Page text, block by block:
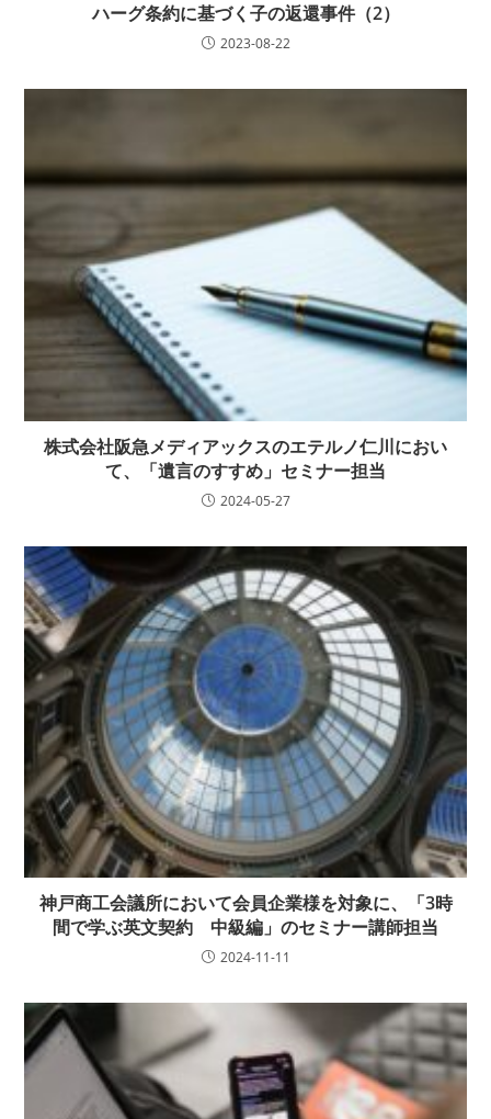
ハーグ条約に基づく子の返還事件（2）
2023-08-22
株式会社阪急メディアックスのエテルノ仁川におい
て、「遺言のすすめ」セミナー担当
2024-05-27
神戸商工会議所において会員企業様を対象に、「3時
間で学ぶ英文契約 中級編」のセミナー講師担当
2024-11-11